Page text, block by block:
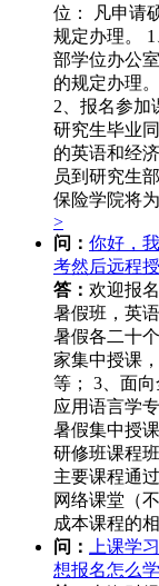
位： 凡申请
规定办理。
部学位办公
的规定办理
2、报名参加
研究生毕业
的英语和经
员到研究生
保险学院将
>
问： 你好，
考然后远程
答： 欢迎报
暑假班，英
暑假各二十
家集中授课
等； 3、面
应用语言学
暑假集中授
研修班课程
主要课程通
网络课堂（
成本课程的
问：
上课学
想报名怎么